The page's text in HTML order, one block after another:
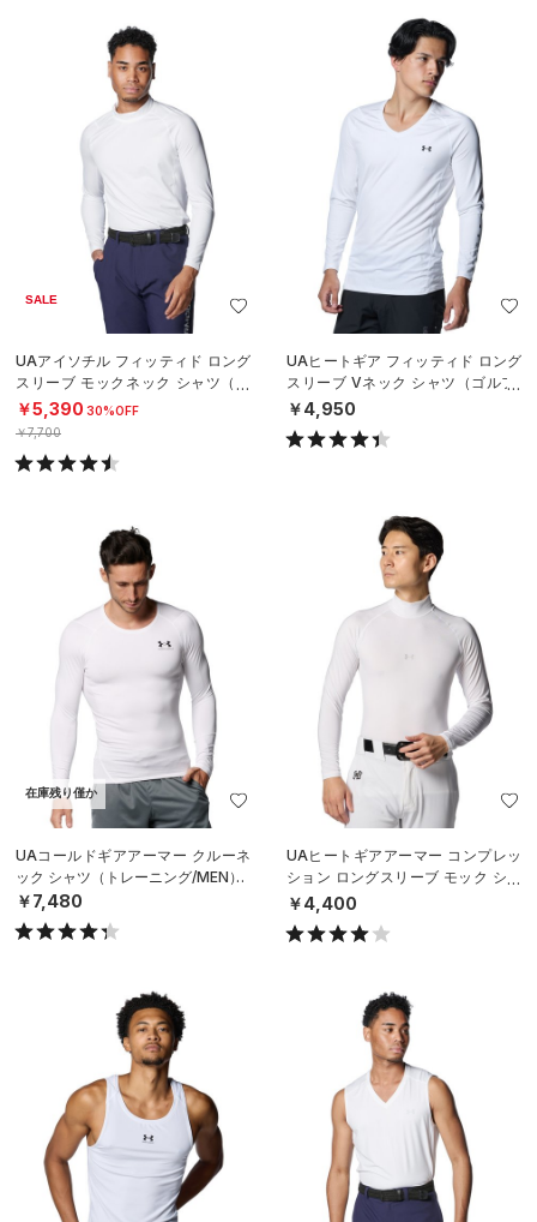
SALE
UAアイソチル フィッティド ロング
スリーブ モックネック シャツ（ゴ
ルフ/MEN）
￥5,390 30%OFF
￥7,700
UAヒートギア フィッティド ロング
スリーブ Vネック シャツ（ゴルフ/
MEN）
￥4,950
在庫残り僅か
UAコールドギアアーマー クルーネ
ック シャツ（トレーニング/MEN）
￥7,480
UAヒートギアアーマー コンプレッ
ション ロングスリーブ モック シャ
ツ（ベースボール/MEN）
￥4,400